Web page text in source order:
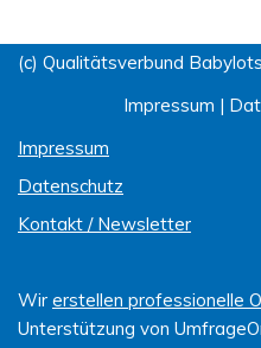
(c) Qualitätsverbund
Impressum |
Impressum
Datenschutz
Kontakt / Newsletter
Wir erstellen professionelle
Unterstützung von